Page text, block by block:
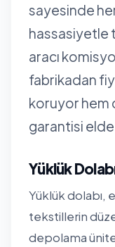
sayesinde
hassasiyetle
aracı
fabrikadan
koruyor hem
garantisi
Yüklük
Yüklük dolabı,
tekstillerin
depolama